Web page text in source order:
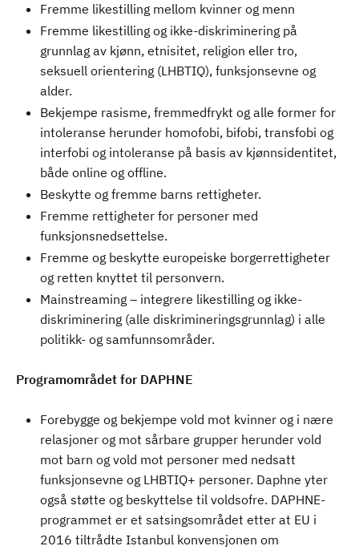
Fremme likestilling mellom kvinner og menn
Fremme likestilling og ikke-diskriminering på
grunnlag av kjønn, etnisitet, religion eller tro,
seksuell orientering (LHBTIQ), funksjonsevne og
alder.
Bekjempe rasisme, fremmedfrykt og alle former for
intoleranse herunder homofobi, bifobi, transfobi og
interfobi og intoleranse på basis av kjønnsidentitet,
både online og offline.
Beskytte og fremme barns rettigheter.
Fremme rettigheter for personer med
funksjonsnedsettelse.
Fremme og beskytte europeiske borgerrettigheter
og retten knyttet til personvern.
Mainstreaming – integrere likestilling og ikke-
diskriminering (alle diskrimineringsgrunnlag) i alle
politikk- og samfunnsområder.
Programområdet for DAPHNE
Forebygge og bekjempe vold mot kvinner og i nære
relasjoner og mot sårbare grupper herunder vold
mot barn og vold mot personer med nedsatt
funksjonsevne og LHBTIQ+ personer. Daphne yter
også støtte og beskyttelse til voldsofre. DAPHNE-
programmet er et satsingsområdet etter at EU i
2016 tiltrådte Istanbul konvensjonen om